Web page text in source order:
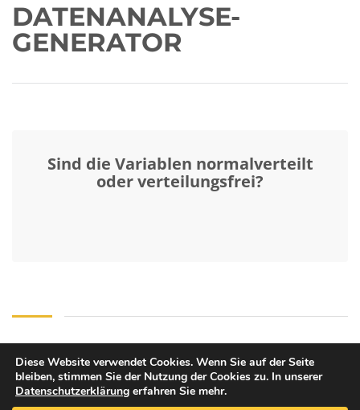
DATENANALYSE-
GENERATOR
Sind die Variablen normalverteilt
oder verteilungsfrei?
Copyright © 2026 Mentorium GmbH. All Rights Reserved.
Diese Website verwendet Cookies. Wenn Sie auf der Seite
bleiben, stimmen Sie der Nutzung der Cookies zu. In unserer
Datenschutzerklärung erfahren Sie mehr.